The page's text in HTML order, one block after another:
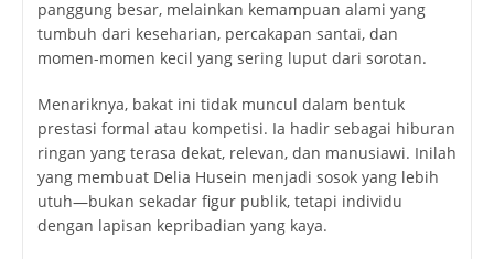
panggung besar, melainkan kemampuan alami yang
tumbuh dari keseharian, percakapan santai, dan
momen-momen kecil yang sering luput dari sorotan.
Menariknya, bakat ini tidak muncul dalam bentuk
prestasi formal atau kompetisi. Ia hadir sebagai hiburan
ringan yang terasa dekat, relevan, dan manusiawi. Inilah
yang membuat Delia Husein menjadi sosok yang lebih
utuh—bukan sekadar figur publik, tetapi individu
dengan lapisan kepribadian yang kaya.